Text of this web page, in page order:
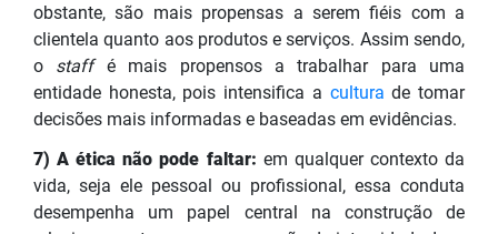
obstante, são mais propensas a serem fiéis com a
clientela quanto aos produtos e serviços. Assim sendo,
o staff é mais propensos a trabalhar para uma
entidade honesta, pois intensifica a cultura de tomar
decisões mais informadas e baseadas em evidências.
7) A ética não pode faltar: em qualquer contexto da
vida, seja ele pessoal ou profissional, essa conduta
desempenha um papel central na construção de